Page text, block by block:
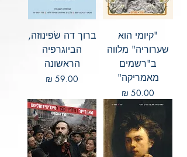
"קיומי הוא
שערוריה" מלווה
ב"רשמים
מאמריקה"
מחיר
ברוך דה שׂפינוזה,
הביוגרפיה
הראשונה
מחיר